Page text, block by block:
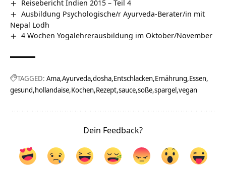
Reisebericht Indien 2015 – Teil 4
Ausbildung Psychologische/r Ayurveda-Berater/in mit
Nepal Lodh
4 Wochen Yogalehrerausbildung im Oktober/November
TAGGED: Ama Ayurveda dosha Entschlacken Ernährung Essen
gesund hollandaise Kochen Rezept sauce soße spargel vegan
Dein Feedback?